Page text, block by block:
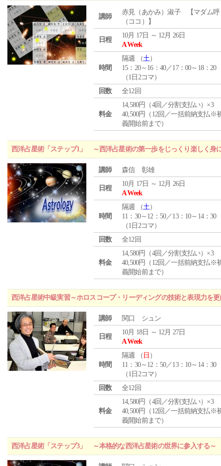
講師
赤見（あかみ）淑子 【マダム呼
（ココ）】
日程
10月 17日 ～ 12月 26日
A Week
時間
隔週 （土）
15：20～16：40／17：00～18：20
（1日2コマ）
回数
全12回
料金
14,580円（4回／分割支払い）×3
40,500円（12回／一括前納支払※
義開始前まで）
西洋占星術「ステップ1」 ～西洋占星術の第一歩をじっくり楽しく身
講師 森信 彰雄
日程
10月 17日 ～ 12月 26日
A Week
時間
隔週 （土）
11：30～12：50／13：10～14：30
（1日2コマ）
回数
全12回
料金
14,580円（4回／分割支払い）×3
40,500円（12回／一括前納支払※
義開始前まで）
西洋占星術中級実習～ホロスコープ・リーディングの技術と表現力を
講師 関口 シュン
日程
10月 18日 ～ 12月 27日
A Week
時間
隔週 （ 日 ）
11：30～12：50／13：10～14：30
（1日2コマ）
回数
全12回
料金
14,580円（4回／分割支払い）×3
40,500円（12回／一括前納支払※
義開始前まで）
西洋占星術「ステップ3」 ～本格的な西洋占星術の世界に参入する～